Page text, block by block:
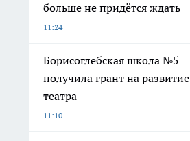
больше не придётся ждать
11:24
Борисоглебская школа №5
получила грант на развитие
театра
11:10